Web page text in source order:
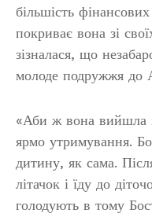
більшість
покриває вона зі
зізналася, що
молоде подружжя до
«Аби ж вона вийшла
ярмо утримування.
дитину, як сама.
літачок і їду до
голодують в тому